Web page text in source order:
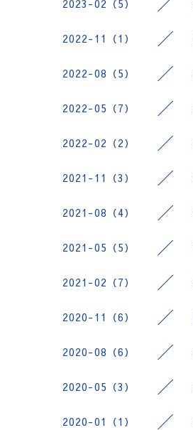
2023-02（5）
2022-11（1）
2022-08（5）
2022-05（7）
2022-02（2）
2021-11（3）
2021-08（4）
2021-05（5）
2021-02（7）
2020-11（6）
2020-08（6）
2020-05（3）
2020-01（1）